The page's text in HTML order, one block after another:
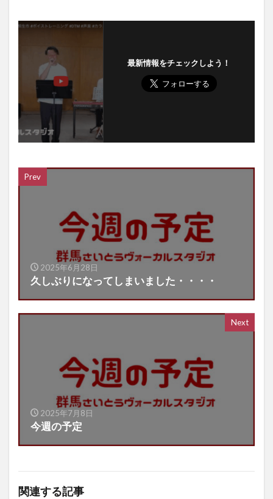
最新情報をチェックしよう！
Prev
2025年6月28日
久しぶりになってしまいました・・・・
Next
2025年7月8日
今週の予定
関連する記事